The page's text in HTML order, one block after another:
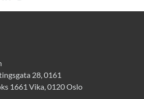
28, 0161
1661 Vika, 0120 Oslo